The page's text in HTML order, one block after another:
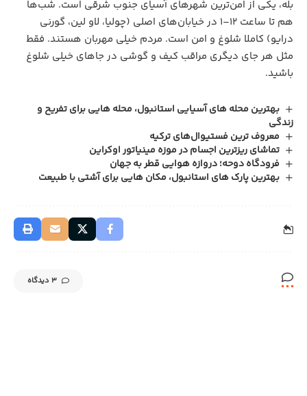
بله، یکی از امن‌ترین شهرهای آسیای جنوب شرقی است. شب‌ها
هم تا ساعت ۱۲–۱ در خیابان‌های اصلی (چولیا، لاو لین، گورنی
درایو) کاملا شلوغ و امن است. مردم خیلی مهربان هستند. فقط
مثل هر جای دیگری مراقب کیف و گوشی در جاهای خیلی شلوغ
باشید.
بهترین محله های آسیایی استانبول، محله هایی برای تفریح و
زندگی
معروف ترین فستیوال‌های ترکیه
تماشای ریزترین اجسام در موزه مینیاتور اوکراین
فرودگاه دوحه؛ دروازه هوایی قطر به جهان
بهترین پارک‌ های استانبول، مکان هایی برای آشتی با طبیعت
3 دیدگاه